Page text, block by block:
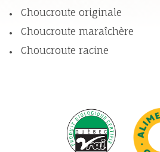
Choucroute originale
Choucroute maraîchère
Choucroute racine